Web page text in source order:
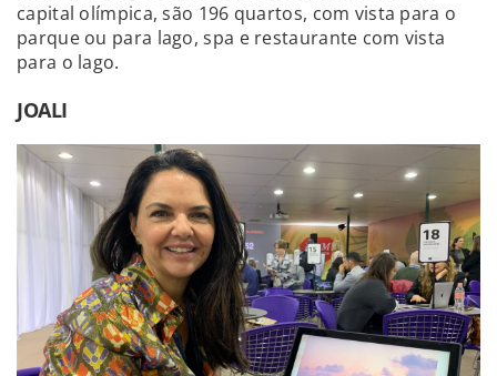
capital olímpica, são 196 quartos, com vista para o
parque ou para lago, spa e restaurante com vista
para o lago.
JOALI